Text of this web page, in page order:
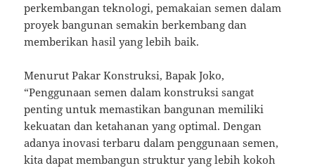
perkembangan teknologi, pemakaian semen dalam
proyek bangunan semakin berkembang dan
memberikan hasil yang lebih baik.
Menurut Pakar Konstruksi, Bapak Joko,
“Penggunaan semen dalam konstruksi sangat
penting untuk memastikan bangunan memiliki
kekuatan dan ketahanan yang optimal. Dengan
adanya inovasi terbaru dalam penggunaan semen,
kita dapat membangun struktur yang lebih kokoh